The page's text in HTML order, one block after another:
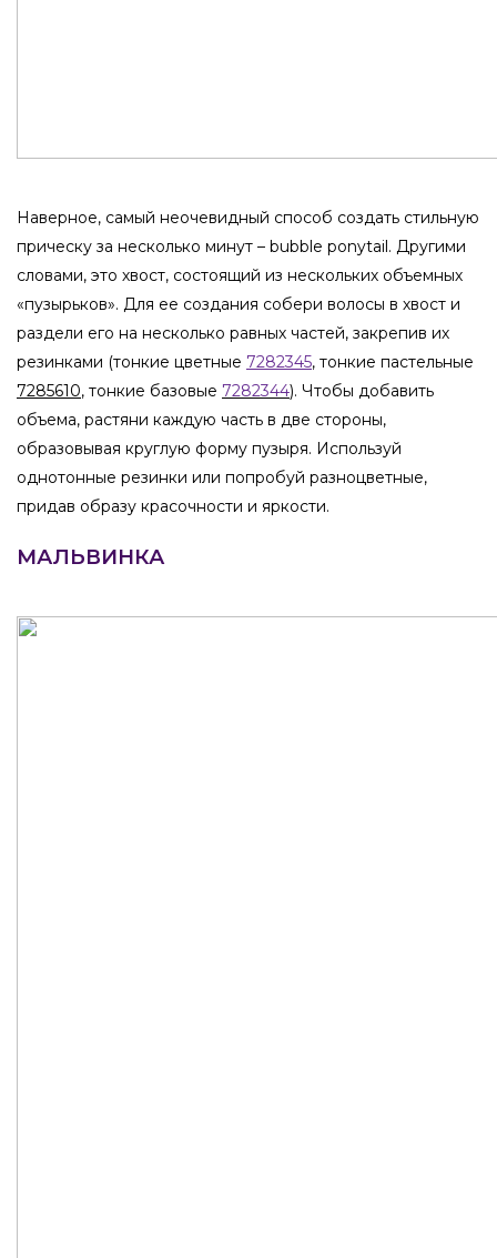
Наверное, самый неочевидный способ создать стильную
прическу за несколько минут – bubble ponytail. Другими
словами, это хвост, состоящий из нескольких объемных
«пузырьков». Для ее создания собери волосы в хвост и
раздели его на несколько равных частей, закрепив их
резинками (тонкие цветные 7282345, тонкие пастельные
7285610, тонкие базовые 7282344). Чтобы добавить
объема, растяни каждую часть в две стороны,
образовывая круглую форму пузыря. Используй
однотонные резинки или попробуй разноцветные,
придав образу красочности и яркости.
МАЛЬВИНКА